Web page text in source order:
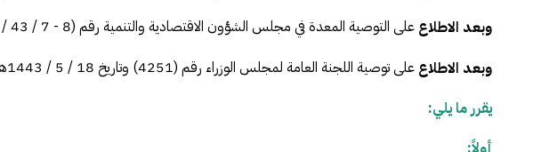
وبعد الاطلاع على التوصية المعدة في مجلس الشؤون الاقتصادية والتنمية رقم (8 - 7 / 43 / د) وتاريخ 9 / 2 / 1443هـ.
وبعد الاطلاع على توصية اللجنة العامة لمجلس الوزراء رقم (4251) وتاريخ 18 / 5 / 1443هـ.
يقرر ما يلي: